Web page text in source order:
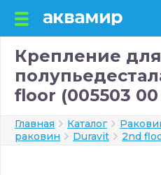
Крепление для
floor (005503 00
Главная Каталог
раковин
Duravit 2nd